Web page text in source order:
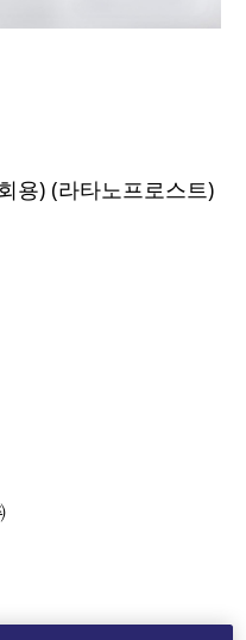
용) (라타노프로스트)